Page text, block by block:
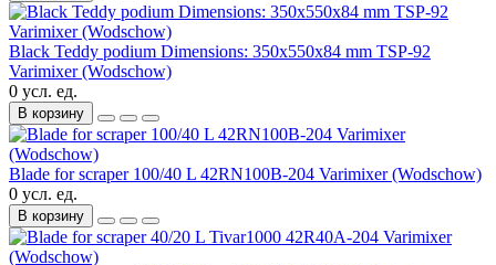
Black Teddy podium Dimensions: 350x550x84 mm TSP-92
Varimixer (Wodschow)
0 усл. ед.
В корзину
Blade for scraper 100/40 L 42RN100B-204 Varimixer (Wodschow)
0 усл. ед.
В корзину